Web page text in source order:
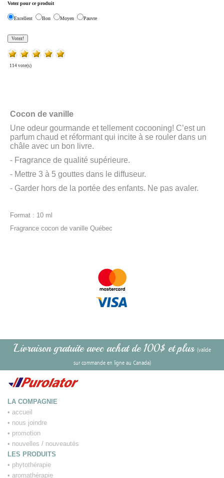
Votez pour ce produit
Excellent Bon Moyen Pauvre
114 vote(s)
Cocon de vanille
Une odeur gourmande et tellement cocooning! C’est un
parfum chaud et réformant qui incite à se rouler dans un
châle avec un bon livre.
- Fragrance de qualité supérieure.
- Mettre 3 à 5 gouttes dans le diffuseur.
- Garder hors de la portée des enfants. Ne pas avaler.
Format : 10 ml
Fragrance cocon de vanille Québec
Livraison gratuite avec achat de 100$ et plus (valide
sur commande en ligne au Canada)
LA COMPAGNIE
• accueil
• nous joindre
• promotion
• nouvelles / nouveautés
LES PRODUITS
• phytothérapie
• aromathérapie